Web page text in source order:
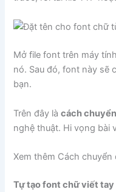
Mở file font trên máy
nó. Sau đó, font này sẽ
bạn.
Trên đây làcách
nghệ thuật. Hi vọng bài
Xem thêm Cách
Tự tạo font chữ viết tay